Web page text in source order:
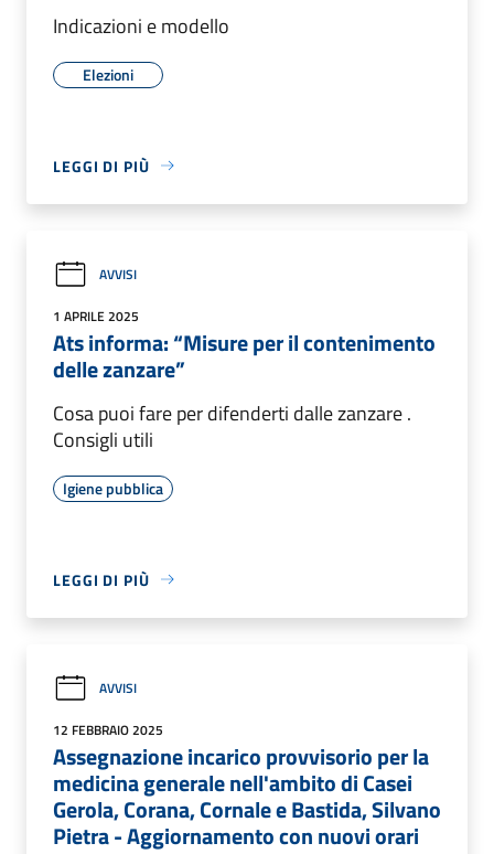
Indicazioni e modello
Elezioni
LEGGI DI PIÙ
AVVISI
1 APRILE 2025
Ats informa: “Misure per il contenimento
delle zanzare”
Cosa puoi fare per difenderti dalle zanzare .
Consigli utili
Igiene pubblica
LEGGI DI PIÙ
AVVISI
12 FEBBRAIO 2025
Assegnazione incarico provvisorio per la
medicina generale nell'ambito di Casei
Gerola, Corana, Cornale e Bastida, Silvano
Pietra - Aggiornamento con nuovi orari